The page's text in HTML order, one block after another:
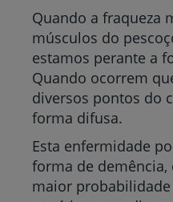
Quando a fraqueza
músculos do
estamos perante a
Quando ocorrem
diversos pontos do
forma difusa.
Esta enfermidade
forma de demência,
maior